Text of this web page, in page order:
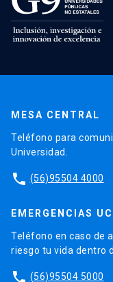
MESA CENTRAL
Teléfono para
Universidad.
phone (56)95504 4000
EMERGENCIAS UC
Teléfono en caso de
riesgo tu vida dentro
phone (56)95504 5000